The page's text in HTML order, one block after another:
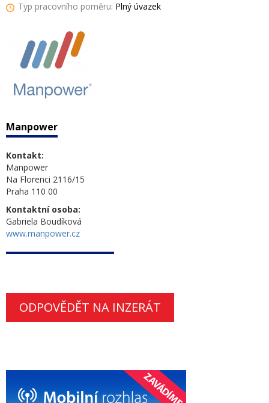
Typ pracovního poměru: Plný úvazek
Manpower
Kontakt:
Manpower
Na Florenci 2116/15
Praha 110 00
Kontaktní osoba:
Gabriela Boudíková
www.manpower.cz
ODPOVĚDĚT NA INZERÁT